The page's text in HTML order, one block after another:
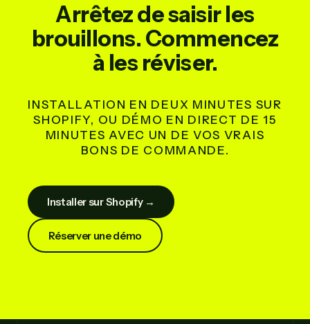
Arrêtez de saisir les
brouillons. Commencez
à les réviser.
INSTALLATION EN DEUX MINUTES SUR
SHOPIFY, OU DÉMO EN DIRECT DE 15
MINUTES AVEC UN DE VOS VRAIS
BONS DE COMMANDE.
Installer sur Shopify →
Réserver une démo